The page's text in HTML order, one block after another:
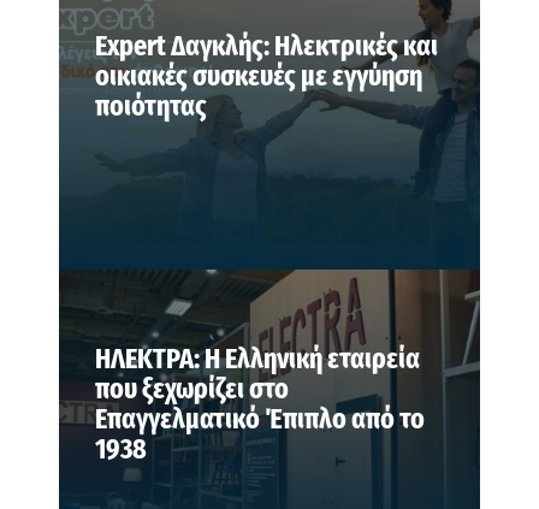
Expert Δαγκλής: Ηλεκτρικές και
οικιακές συσκευές με εγγύηση
ποιότητας
ΗΛΕΚΤΡΑ: Η Ελληνική εταιρεία
που ξεχωρίζει στο
Επαγγελματικό Έπιπλο από το
1938